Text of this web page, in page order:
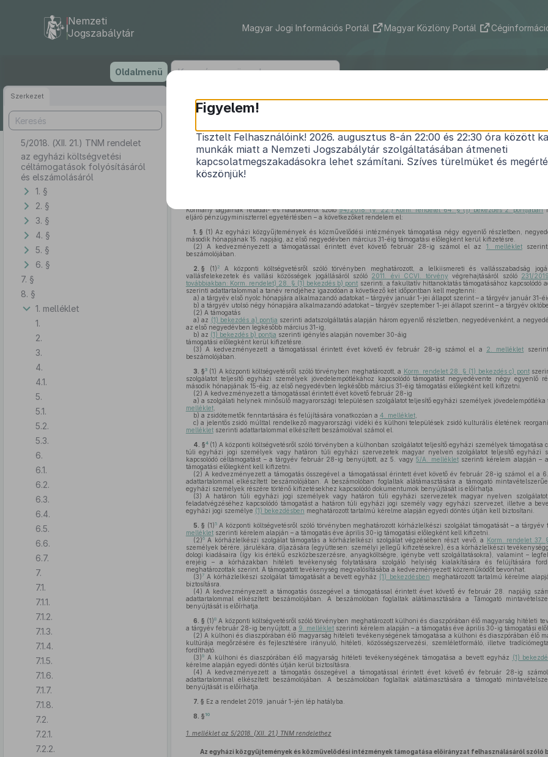
tartalomra
Nemzeti
Jogszabálytár
Magyar Jogi Információs Portál Magyar Közlöny Portál
Oldalmenü
Szerkezet
5/2018. (XII. 21.) TNM rendelet
az egyházi költségvetési
céltámogatások folyósításáról
és elszámolásáról
1. §
2. §
3. §
4. §
5. §
6. §
7. §
8. §
1. melléklet
1.
2.
3.
4.
4.1.
5.
5.1.
5.2.
5.3.
6.
6.1.
6.2.
6.3.
6.4.
6.5.
6.6.
6.7.
7.
7.1.
7.1.1.
7.1.2.
7.1.3.
7.1.4.
7.1.5.
7.1.6.
7.1.7.
7.1.8.
7.2.
7.2.1.
7.2.2.
5/2018. (XII. 21.) TNM rendelet
az egyházi költségvetési céltámogatások folyósításáról és
Hatályos: 2021. 09. 01. – 2022. 12. 31.
Kormány tagjainak feladat- és hatásköréről szóló94/2018. (V. 22.) Korm. rendelet 64. § (1) bekezdés 2. pontjában
eljáró pénzügyminiszterrel egyetértésben – a következőket rendelem el:
1. § (1) Az egyházi közgyűjtemények és közművelődési intézmények támogatása négy egyenlő részletben,
második hónapjának 15. napjáig, az első negyedévben március 31-éig támogatási előlegként kerül kifizetésre.
(2) A kedvezményezett a támogatással érintett évet követő február 28-ig számol el az 1. mellékletszerinti
beszámolójában.
2. § (1) 2
A központi költségvetésről szóló törvényben meghatározott, a lelkiismereti és vallásszabadság
vallásfelekezetek és vallási közösségek jogállásáról szóló 2011. évi CCVI. törvény végrehajtásáról szóló 231/
továbbiakban: Korm. rendelet) 28. § (1) bekezdés b) pont szerinti, a fakultatív hittanoktatás támogatásához kapcsolódó
szerinti adattartalommal a tanév rendjéhez igazodóan a következő két időpontban kell megtenni:
a) a tárgyév első nyolc hónapjára alkalmazandó adatokat – tárgyév január 1-jei állapot szerint – a tárgyév január 31-
b) a tárgyév utolsó négy hónapjára alkalmazandó adatokat – tárgyév szeptember 1-jei állapot szerint – a tárgyév
(2) A támogatás
a) az (1) bekezdés a) pontja szerinti adatszolgáltatás alapján három egyenlő részletben, negyedévenként, a
az első negyedévben legkésőbb március 31-ig,
b) az (1) bekezdés b) pontja szerinti igénylés alapján november 30-áig
támogatási előlegként kerül kifizetésre.
(3) A kedvezményezett a támogatással érintett évet követő év február 28-ig számol el a 2. melléklet
beszámolójában.
3. §3 (1) A központi költségvetésről szóló törvényben meghatározott, a Korm. rendelet 28. § (1) bekezdés c) pont
szolgálatot teljesítő egyházi személyek jövedelempótlékához kapcsolódó támogatást negyedévente négy egyenlő
második hónapjának 15-éig, az első negyedévben legkésőbb március 31-éig támogatási előlegként kell kifizetni.
(2) A kedvezményezett a támogatással érintett évet követő február 28-ig
a) a szolgálati helynek minősülő magyarországi településen szolgálatot teljesítő egyházi személyek
melléklet,
b) a zsidótemetők fenntartására és felújítására vonatkozóan a 4. melléklet,
c) a jelentős zsidó múlttal rendelkező magyarországi vidéki és külhoni települések zsidó kulturális életének
mellékletszerinti adattartalommal elkészített beszámolóval számol el.
4. §4 (1) A központi költségvetésről szóló törvényben a külhonban szolgálatot teljesítő egyházi személyek támogatása
túli egyházi jogi személyek vagy határon túli egyházi szervezetek magyar nyelven szolgálatot teljesítő egyházi
kapcsolódó céltámogatást – a tárgyév február 28-ig benyújtott, az 5. vagy5/A. mellékletszerinti kérelem alapján –
támogatási előlegként kell kifizetni.
(2) A kedvezményezett a támogatás összegével a támogatással érintett évet követő év február 28-ig számol el a
adattartalommal elkészített beszámolójában. A beszámolóban foglaltak alátámasztására a támogató
egyházi személyek részére történő kifizetésekhez kapcsolódó dokumentumok benyújtását is előírhatja.
(3) A határon túli egyházi jogi személyek vagy határon túli egyházi szervezetek magyar nyelven
feladatvégzéséhez kapcsolódó támogatást a határon túli egyházi jogi személy vagy egyházi szervezet, illetve a
egyházi jogi személye (1) bekezdésben meghatározott tartalmú kérelme alapján egyedi döntés útján kell biztosítani.
5. § (1)5A központi költségvetésről szóló törvényben meghatározott kórházlelkészi szolgálat támogatását – a
mellékletszerinti kérelem alapján – a támogatás éve április 30-ig támogatási előlegként kell kifizetni.
(2)6A kórházlelkészi szolgálat támogatás a kórházlelkészi szolgálat végzésében részt vevő, a Korm. rendelet 37.
személyek bérére, járulékára, díjazására (együttesen: személyi jellegű kifizetésekre), és a kórházlelkészi
dologi kiadásaira (így kis értékű eszközbeszerzésre, anyagköltségre, igénybe vett szolgáltatásokra), valamint –
erejéig – a kórházakban hitéleti tevékenység folytatására szolgáló helyiség kialakítására és felújítására
meghatározottak szerint. A támogatott tevékenység megvalósításába a kedvezményezett közreműködőt bevonhat.
(3)7A kórházlelkészi szolgálat támogatását a bevett egyház (1) bekezdésben meghatározott tartalmú kérelme
biztosításra.
(4) A kedvezményezett a támogatás összegével a támogatással érintett évet követő év február 28. napjáig
adattartalommal elkészített beszámolójában. A beszámolóban foglaltak alátámasztására a Támogató
benyújtását is előírhatja.
6. § (1)8 A központi költségvetésről szóló törvényben meghatározott külhoni és diaszpórában élő magyarság hitéleti
a tárgyév február 28-ig benyújtott, a 9. mellékletszerinti kérelem alapján – a támogatás éve április 30-ig támogatási
(2) A külhoni és diaszpórában élő magyarság hitéleti tevékenységének támogatása a külhoni és diaszpórában élő
kultúrája megőrzésére és fejlesztésére irányuló, hitéleti, közösségszervezési, szemléletformáló, illetve
fordítható.
(3)9A külhoni és diaszpórában élő magyarság hitéleti tevékenységének támogatása a bevett egyház (1)
kérelme alapján egyedi döntés útján kerül biztosításra.
(4) A kedvezményezett a támogatás összegével a támogatással érintett évet követő év február 28-ig
adattartalommal elkészített beszámolójában. A beszámolóban foglaltak alátámasztására a támogató
benyújtását is előírhatja.
7. § Ez a rendelet 2019. január 1-jén lép hatályba.
8. § 10
1. melléklet az 5/2018. (XII. 21.) TNM rendelethez
Az egyházi közgyűjtemények és közművelődési intézmények támogatása előirányzat felhasználásáról szóló
Figyelem!
Tisztelt Felhasználóink! 2026. augusztus 8-án 22:00 és 22:30 óra között
munkák miatt a Nemzeti Jogszabálytár szolgáltatásában átmeneti
kapcsolatmegszakadásokra lehet számítani. Szíves türelmüket és
köszönjük!